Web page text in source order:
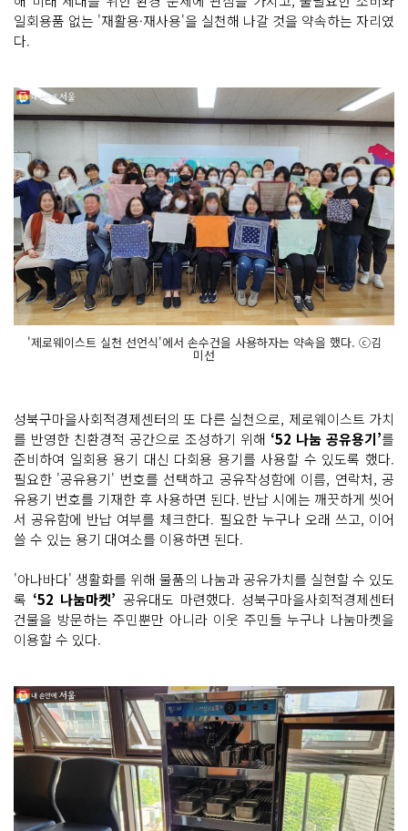
일회용품 없는 '재활용·재사용'을 실천해 나갈 것을 약속하는 자리였
다.
'제로웨이스트 실천 선언식'에서 손수건을 사용하자는 약속을 했다. ⓒ김
미선
성북구마을사회적경제센터의 또 다른 실천으로, 제로웨이스트 가치
를 반영한 친환경적 공간으로 조성하기 위해 ‘52 나눔 공유용기’를
준비하여 일회용 용기 대신 다회용 용기를 사용할 수 있도록 했다.
필요한 '공유용기' 번호를 선택하고 공유작성함에 이름, 연락처, 공
유용기 번호를 기재한 후 사용하면 된다. 반납 시에는 깨끗하게 씻어
서 공유함에 반납 여부를 체크한다. 필요한 누구나 오래 쓰고, 이어
쓸 수 있는 용기 대여소를 이용하면 된다.
'아나바다' 생활화를 위해 물품의 나눔과 공유가치를 실현할 수 있도
록 ‘52 나눔마켓’ 공유대도 마련했다. 성북구마을사회적경제센터
건물을 방문하는 주민뿐만 아니라 이웃 주민들 누구나 나눔마켓을
이용할 수 있다.